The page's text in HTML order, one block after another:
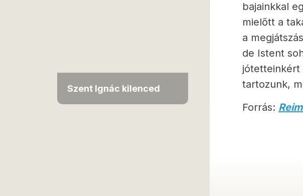
Szent Ignác kilenced
bajainkkal
mielőtt a
a
de Istent
jótetteinkért
tartozunk,
Forrás: